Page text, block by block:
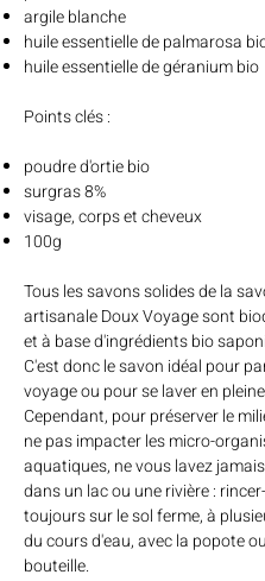
argile blanche
huile essentielle de palmarosa
huile essentielle de géranium bio
Points clés :
poudre d'ortie bio
surgras 8%
visage, corps et cheveux
100g
Tous les savons solides de la
artisanale Doux Voyage sont
et à base d'ingrédients bio
C'est donc le savon idéal pour
voyage ou pour se laver en
Cependant, pour préserver le
ne pas impacter les micro-
aquatiques, ne vous lavez
dans un lac ou une rivière :
toujours sur le sol ferme, à
du cours d'eau, avec la popote
bouteille.